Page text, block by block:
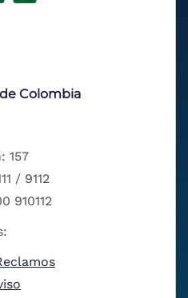
Colombia
157
/ 9112
910112